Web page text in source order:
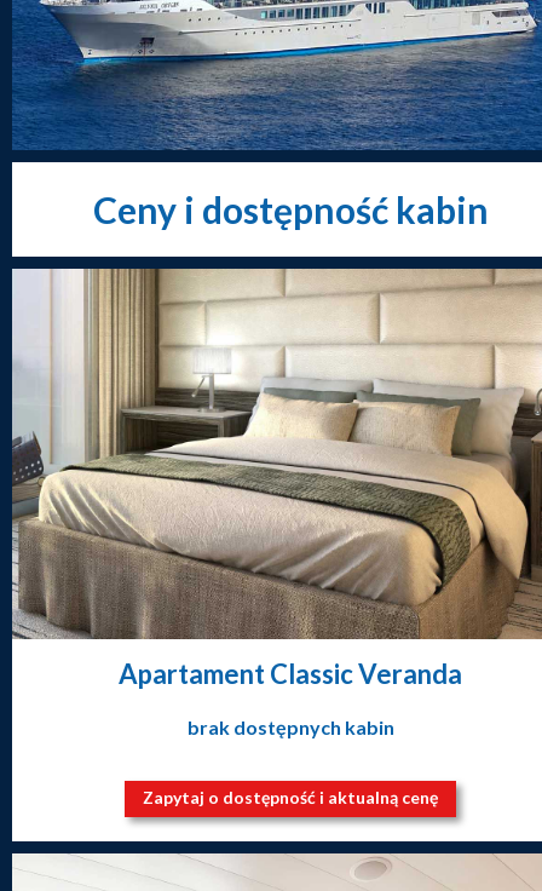
Ceny i dostępność kabin
Apartament Classic Veranda
brak dostępnych kabin
Zapytaj o dostępność i aktualną cenę